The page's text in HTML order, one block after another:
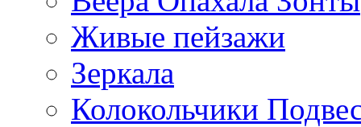
Живые пейзажи
Зеркала
Колокольчики